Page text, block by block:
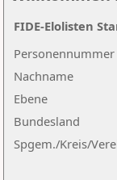
Nachname
Ebene
Personennummer
Bundesland
Spgem./Kreis/
FIDE-Elolisten